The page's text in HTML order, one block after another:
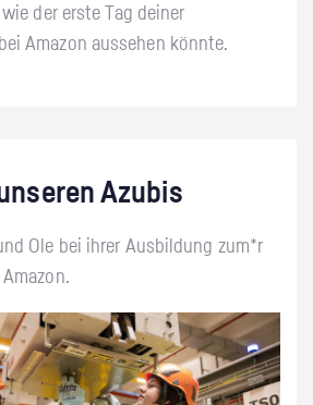
der erste Tag deiner
Amazon aussehen könnte.
Azubis
Ole bei ihrer Ausbildung zum*r